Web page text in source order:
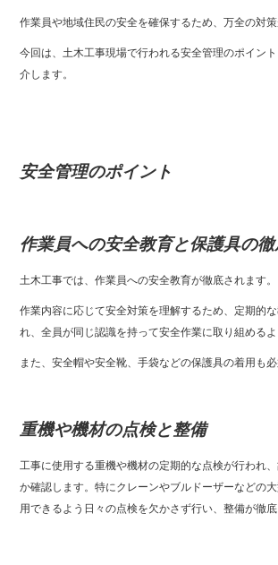
作業員や地域住民の安全を確保するため、万全の対策
今回は、土木工事現場で行われる安全管理のポイン
介します。
安全管理のポイント
作業員への安全教育と保護具の
土木工事では、作業員への安全教育が徹底されます。
作業内容に応じて安全対策を理解するため、定期的
れ、全員が同じ認識を持って安全作業に取り組めるよ
また、安全帽や安全靴、手袋などの保護具の着用も必
重機や機材の点検と整備
工事に使用する重機や機材の定期的な点検が行われ
か確認します。特にクレーンやブルドーザーなどの
用できるよう日々の点検を欠かさず行い、整備が徹底